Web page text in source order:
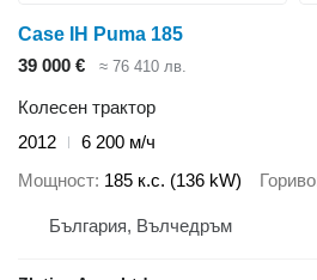
Case IH Puma 185
39 000 €
≈ 76 410 лв.
Колесен трактор
2012
6 200 м/ч
Мощност 185 к.с. (136 kW) Гориво
България, Вълчедръм